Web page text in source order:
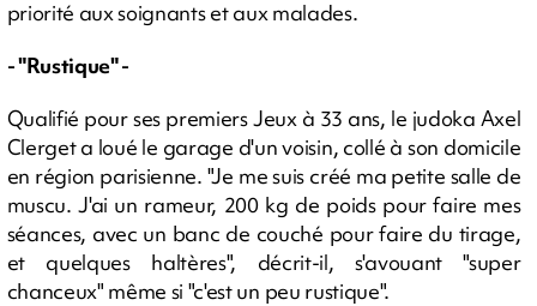
priorité aux soignants et aux malades.
- "Rustique" -
Qualifié pour ses premiers Jeux à 33 ans, le judoka Axel
Clerget a loué le garage d'un voisin, collé à son domicile
en région parisienne. "Je me suis créé ma petite salle de
muscu. J'ai un rameur, 200 kg de poids pour faire mes
séances, avec un banc de couché pour faire du tirage,
et quelques haltères", décrit-il, s'avouant "super
chanceux" même si "c'est un peu rustique".